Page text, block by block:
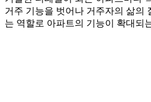
거주 기능을 벗어나 거주자의 삶의
는 역할로 아파트의 기능이 확대되